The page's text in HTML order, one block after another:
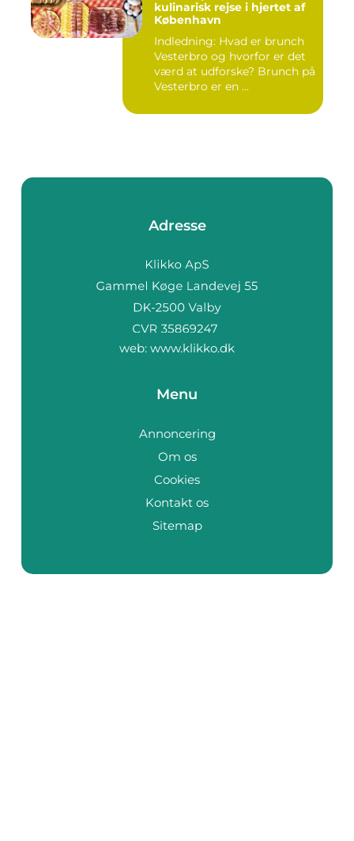
kulinarisk rejse i hjertet af
København
Indledning: Hvad er brunch
Vesterbro og hvorfor er det
værd at udforske? Brunch på
Vesterbro er en ...
Adresse
web: www.klikko.dk
Menu
Annoncering
Om os
Cookies
Kontakt os
Sitemap